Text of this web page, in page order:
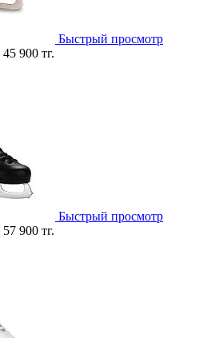
Быстрый просмотр
45 900 тг.
Быстрый просмотр
57 900 тг.